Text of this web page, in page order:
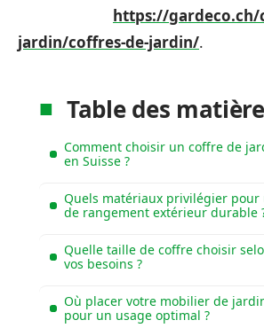
https://
jardin/coffres-de-jardin/.
Table des
Comment choisir un coffre de
en Suisse ?
Quels matériaux privilégier pour
de rangement extérieur durable
Quelle taille de coffre choisir
vos besoins ?
Où placer votre mobilier de
pour un usage optimal ?